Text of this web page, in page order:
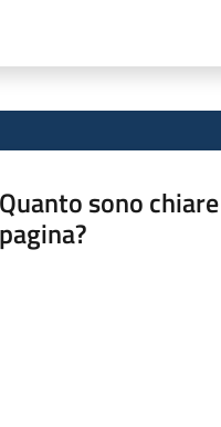
Quanto sono
pagina?